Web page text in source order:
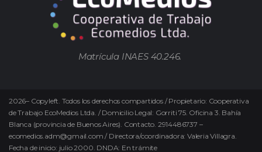
Matrícula INAES 40.246.
2026– Copyleft. Todos los derechos compartidos / Propietario: Cooperativa
de Trabajo EcoMedios Ltda. / Domicilio Legal: Gorriti 75. Oficina 3. Bahía
Blanca (provincia de Buenos Aires). Contacto. 2914486737 –
ecomedios.adm@gmail.com / Directora/coordinadora: Valeria Villagra.
Fecha de inicio: julio 2000. DNDA: En trámite